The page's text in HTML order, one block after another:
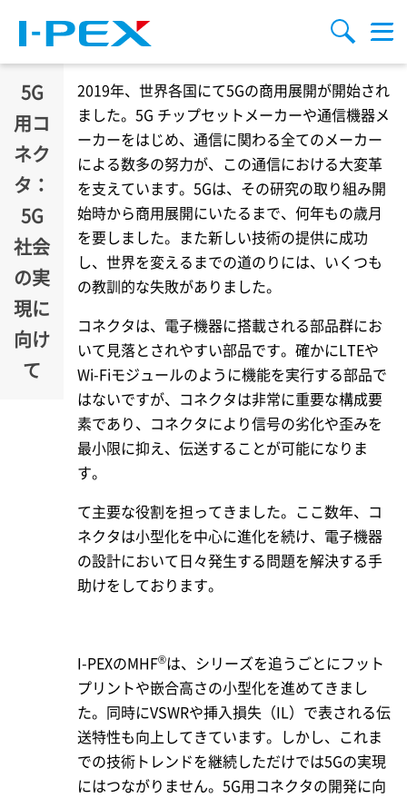
検索
ュ
ー
5G
用コ
ネク
タ：
5G
社会
の実
現に
向け
て
2019年、世界各国にて5Gの商用展開が開始され
ました。5G チップセットメーカーや通信機器メ
ーカーをはじめ、通信に関わる全てのメーカー
による数多の努力が、この通信における大変革
を支えています。5Gは、その研究の取り組み開
始時から商用展開にいたるまで、何年もの歳月
を要しました。また新しい技術の提供に成功
し、世界を変えるまでの道のりには、いくつも
の教訓的な失敗がありました。
コネクタは、電子機器に搭載される部品群にお
いて見落とされやすい部品です。確かにLTEや
Wi-Fiモジュールのように機能を実行する部品で
はないですが、コネクタは非常に重要な構成要
素であり、コネクタにより信号の劣化や歪みを
最小限に抑え、伝送することが可能になりま
す。
て主要な役割を担ってきました。ここ数年、コ
ネクタは小型化を中心に進化を続け、電子機器
の設計において日々発生する問題を解決する手
助けをしております。
I-PEXのMHF®は、シリーズを追うごとにフット
プリントや嵌合高さの小型化を進めてきまし
た。同時にVSWRや挿入損失（IL）で表される伝
送特性も向上してきています。しかし、これま
での技術トレンドを継続しただけでは5Gの実現
にはつながりません。5G用コネクタの開発に向